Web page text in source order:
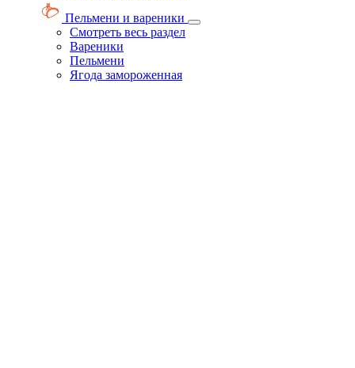
Пельмени и вареники
Смотреть весь раздел
Вареники
Пельмени
Ягода замороженная